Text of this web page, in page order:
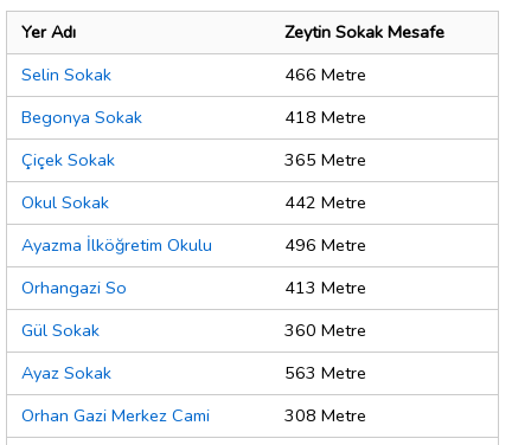
Yer Adı
Zeytin Sokak Mesafe
Selin Sokak
466 Metre
Begonya Sokak
418 Metre
Çiçek Sokak
365 Metre
Okul Sokak
442 Metre
Ayazma İlköğretim Okulu
496 Metre
Orhangazi So
413 Metre
Gül Sokak
360 Metre
Ayaz Sokak
563 Metre
Orhan Gazi Merkez Cami
308 Metre